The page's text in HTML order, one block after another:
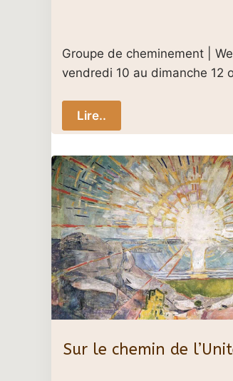
Groupe de cheminement |
vendredi 10 au dimanche 12
Lire..
Sur le chemin de